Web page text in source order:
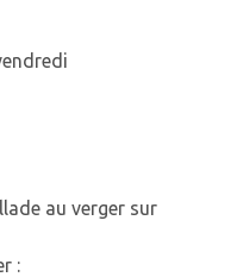
au verger sur
: